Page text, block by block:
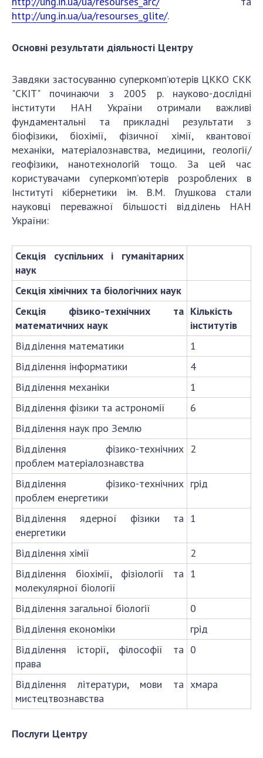
http://ung.in.ua/ua/resourses_glite/.
Основні результати діяльності Центру
Завдяки застосуванню суперкомп’ютерів ЦККО СКК
"СКІТ" починаючи з 2005 р. науково-дослідні
інститути НАН України отримали важливі
фундаментальні та прикладні результати з
біофізики, біохімії, фізичної хімії, квантової
механіки, матеріалознавства, медицини, геології/
геофізики, нанотехнологій тощо. За цей час
користувачами суперкомп’ютерів розроблених в
Інституті кібернетики ім. В.М. Глушкова стали
науковці переважної більшості відділень НАН
України:
Секція суспільних і гуманітарних
наук
Секція хімічних та біологічних наук
Секція фізико-технічних та
математичних наук
Кількість
інститутів
Відділення математики
1
Відділення інформатики
4
Відділення механіки
1
Відділення фізики та астрономії
6
Відділення наук про Землю
Відділення фізико-технічних
проблем матеріалознавства
2
Відділення фізико-технічних
проблем енергетики
грід
Відділення ядерної фізики та
енергетики
1
Відділення хімії
2
Відділення біохімії, фізіології та
молекулярної біології
1
Відділення загальної біології
0
Відділення економіки
грід
Відділення історії, філософії та
права
0
Відділення літератури, мови та
мистецтвознавства
хмара
Послуги Центру